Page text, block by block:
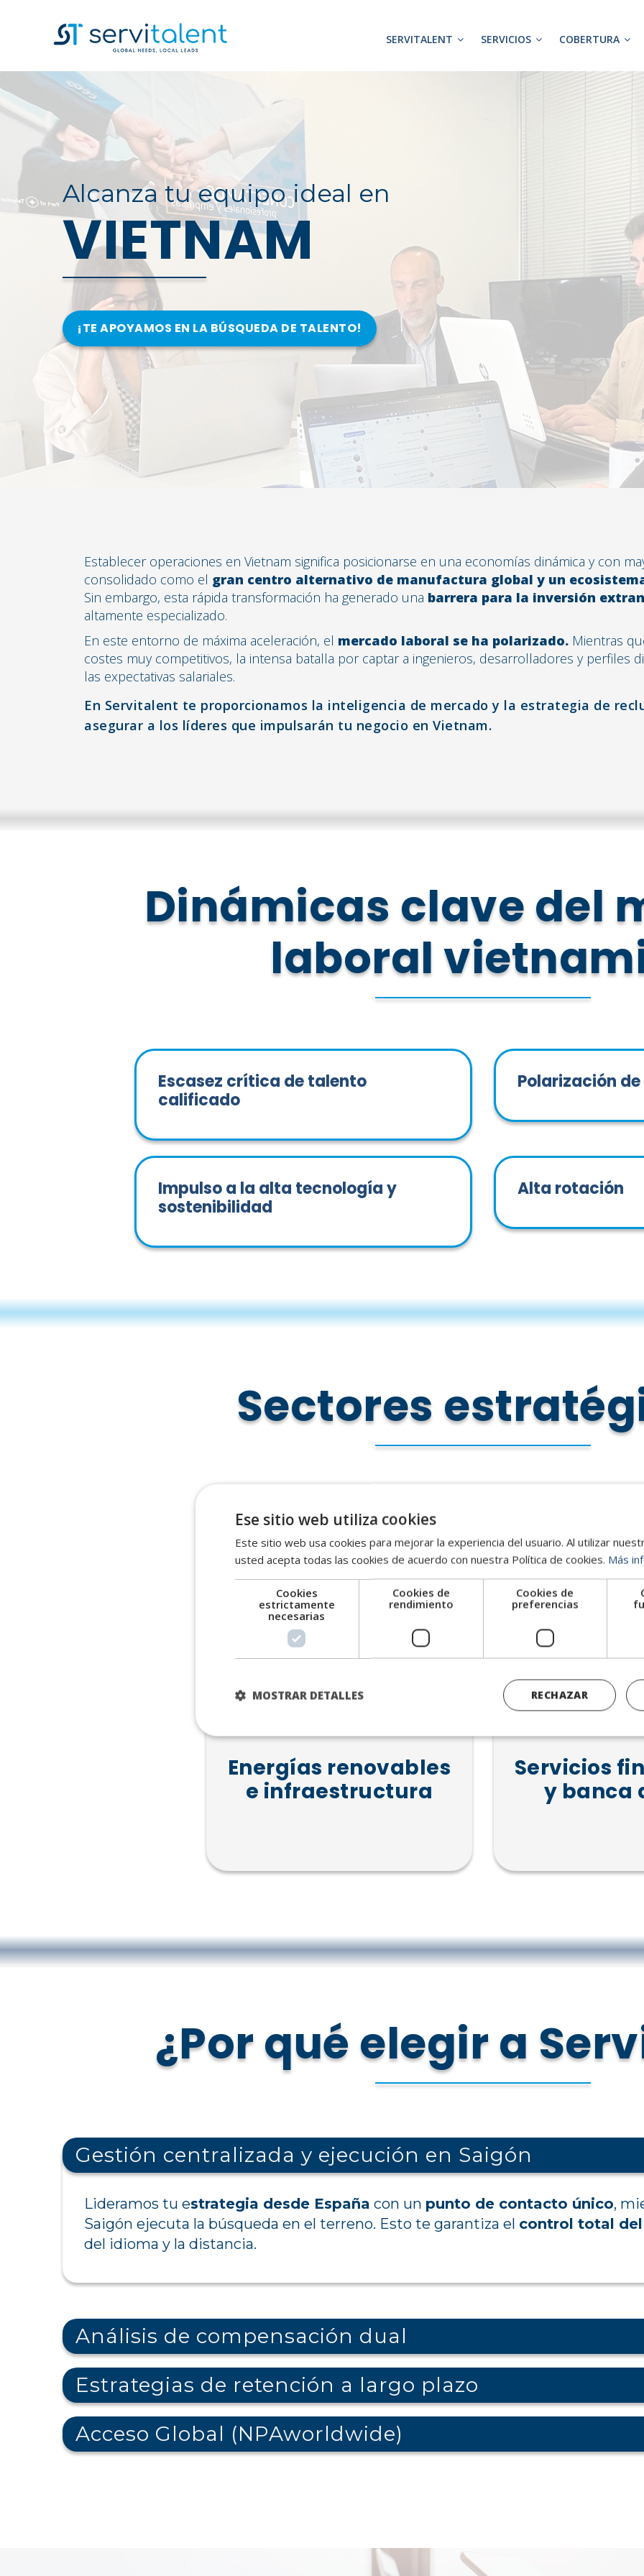
SERVITALENT SERVICIOS COBERTURA
Alcanza tu equipo ideal en
VIETNAM
¡TE APOYAMOS EN LA BÚSQUEDA DE TALENTO!
Establecer operaciones en Vietnam significa posicionarse en una economías dinámica y con
consolidado como el gran centro alternativo de manufactura global y un
Sin embargo, esta rápida transformación ha generado una barrera para la inversión
altamente especializado.
En este entorno de máxima aceleración, el mercado laboral se ha polarizado. Mientras
costes muy competitivos, la intensa batalla por captar a ingenieros, desarrolladores y perfiles
las expectativas salariales.
En Servitalent te proporcionamos la inteligencia de mercado y la estrategia de
asegurar a los líderes que impulsarán tu negocio en Vietnam.
Dinámicas clave del
laboral
Escasez crítica de talento
calificado
Polarización
Impulso a la alta tecnología y
sostenibilidad
Alta rotación
Sectores
Manufactura
avanzada y bienes
de consumo
Energías renovables
e infraestructura
Servicios
y banca
¿Por qué elegir a
Gestión centralizada y ejecución en Saigón
Lideramos tu estrategia desde España con un punto de contacto único,
Saigón ejecuta la búsqueda en el terreno. Esto te garantiza el control total
del idioma y la distancia.
Análisis de compensación dual
Estrategias de retención a largo plazo
Acceso Global (NPAworldwide)
Ese sitio web utiliza cookies
Este sitio web usa cookies para mejorar la experiencia del usuario. Al utilizar
usted acepta todas las cookies de acuerdo con nuestra Política de cookies. Más
Cookies
estrictamente
necesarias
Cookies de
rendimiento
Cookies de
preferencias
RECHAZAR
MOSTRAR DETALLES